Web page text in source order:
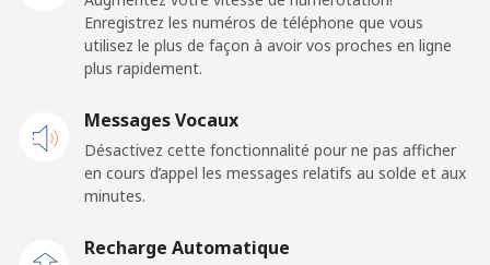
Ligne fixe ⁦41.5c⁩ 12 min pour ⁦$5⁩
⁦43.9c⁩
Dominican Republic
Ligne fixe
Mobile ⁦21.9c⁩ 22 min pour ⁦$5⁩
Enregistrez les numéros de téléphone que vous
utilisez le plus de façon à avoir vos proches en ligne
plus rapidement.
Messages Vocaux
Désactivez cette fonctionnalité pour ne pas afficher
en cours d’appel les messages relatifs au solde et aux
minutes.
Recharge Automatique